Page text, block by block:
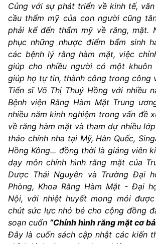
Củng với sự phát triển về kinh tế,
cầu thẩm mỹ của con người cũng
phải kể đến thẩm mỹ về răng, mặt.
phục những nhược điểm bẩm sinh
các bệnh lý răng hàm mặt, việc
giúp cho nhiều người có một khuôn
giúp họ tự tin, thành công trong công
Tiến sĩ Võ Thị Thuý Hồng với nhiều
Bệnh viện Răng Hàm Mặt Trung
nhiều năm kinh nghiệm trong vấn đề
về răng hàm mặt và tham dự nhiều
thảo chỉnh nha tại Mỹ, Hàn Quếc,
Hồng Kông... đồng thời là giảng viên
dạy môn chỉnh hình răng mặt của
Dược Thái Nguyên và Trường Đại
Phòng, Khoa Răng Hàm Mặt - Đại
Nội, với nhiệt huyết mong mỏi
chút sức lực nhỏ bé cho cộng đồng
soạn cuốn “Chỉnh hình răng mặt cơ
Đây là cuốn sách cập nhật các kiến